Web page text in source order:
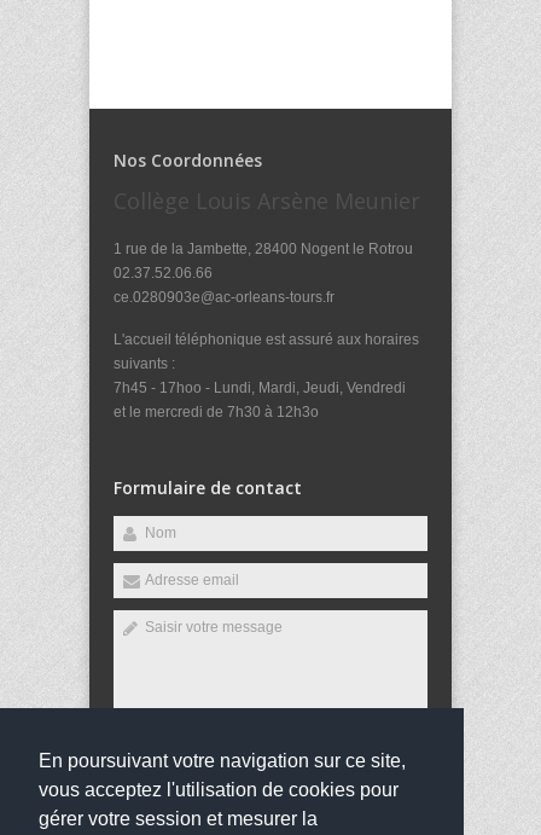
En poursuivant votre navigation sur ce site,
vous acceptez l'utilisation de cookies pour
gérer votre session et mesurer la
Nos Coordonnées
Collège Louis Arsène Meunier
1 rue de la Jambette, 28400 Nogent le Rotrou
02.37.52.06.66
ce.0280903e@ac-orleans-tours.fr
L'accueil téléphonique est assuré aux horaires
suivants :
7h45 - 17hoo - Lundi, Mardi, Jeudi, Vendredi
et le mercredi de 7h30 à 12h3o
Formulaire de contact
Envoyer